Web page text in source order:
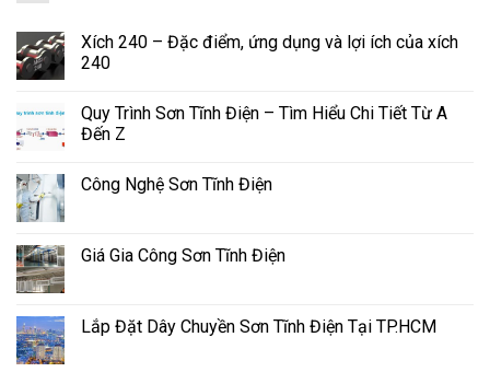
Xích 240 – Đặc điểm, ứng dụng và lợi ích của xích
240
Quy Trình Sơn Tĩnh Điện – Tìm Hiểu Chi Tiết Từ A
Đến Z
Công Nghệ Sơn Tĩnh Điện
Giá Gia Công Sơn Tĩnh Điện
Lắp Đặt Dây Chuyền Sơn Tĩnh Điện Tại TP.HCM